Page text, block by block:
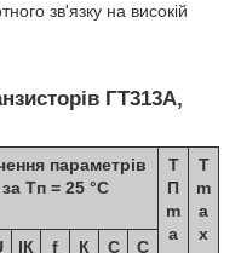
зв'язку на високій
ГТ313А,
параметрів
за Тп = 25 °C
T
П
m
a
Т
m
a
x
IК
f
К
С
С